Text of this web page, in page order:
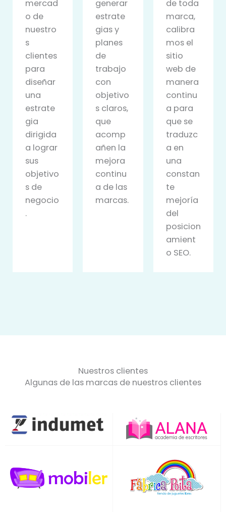
mercad
o de
nuestro
s
clientes
para
diseñar
una
estrate
gia
dirigida
a lograr
sus
objetivo
s de
negocio
.
generar
estrate
gias y
planes
de
trabajo
con
objetivo
s claros,
que
acomp
añen la
mejora
continu
a de las
marcas.
de toda
marca,
calibra
mos el
sitio
web de
manera
continu
a para
que se
traduzc
a en
una
constan
te
mejoría
del
posicion
amient
o SEO.
Nuestros clientes
Algunas de las marcas de nuestros clientes